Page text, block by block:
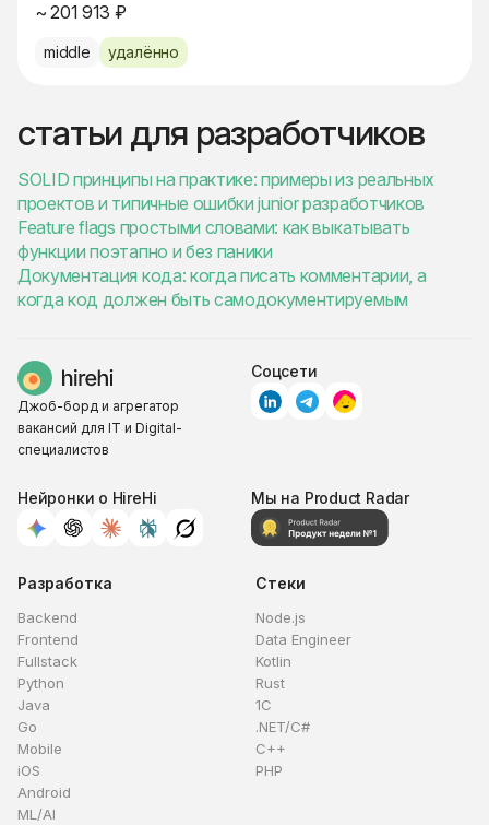
~ 201 913 ₽
middle удалённо
статьи для разработчиков
SOLID принципы на практике: примеры из реальных
проектов и типичные ошибки junior разработчиков
Feature flags простыми словами: как выкатывать
функции поэтапно и без паники
Документация кода: когда писать комментарии, а
когда код должен быть самодокументируемым
Джоб-борд и агрегатор
вакансий для IT и Digital-
специалистов
Соцсети
Нейронки о HireHi Мы на Product Radar
Разработка
Backend
Frontend
Fullstack
Python
Java
Go
Mobile
iOS
Android
ML/AI
Стеки
Node.js
Data Engineer
Kotlin
Rust
1C
.NET/C#
C++
PHP